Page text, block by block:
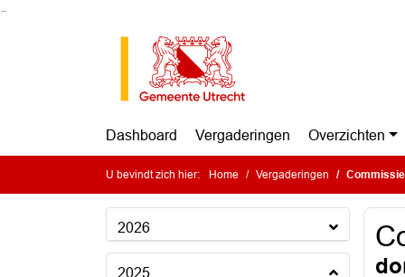
Dashboard Vergaderingen Overzichten
U bevindt zich hier: Home Vergaderingen
2026
2025